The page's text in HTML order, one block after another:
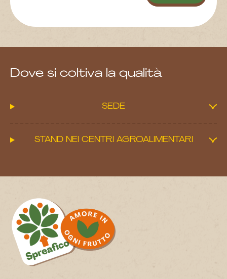
Dove si coltiva la qualità
SEDE
STAND NEI CENTRI AGROALIMENTARI